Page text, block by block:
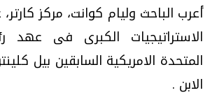
أعرب الباحث وليام كوانت، مركز
الاستراتيجيات الكبرى فى عهد
المتحدة الامريكية السابقين بيل
الابن .